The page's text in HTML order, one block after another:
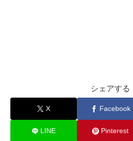
シェアする
X Facebook
LINE Pinterest